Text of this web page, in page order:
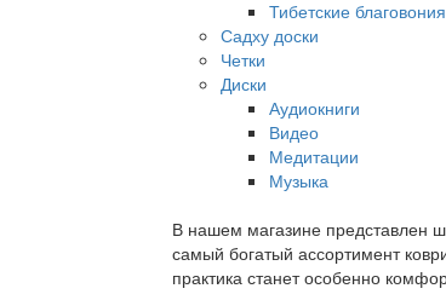
Тибетские благовония
Садху доски
Четки
Диски
Аудиокниги
Видео
Медитации
Музыка
В нашем магазине представлен
самый богатый ассортимент
практика станет особенно